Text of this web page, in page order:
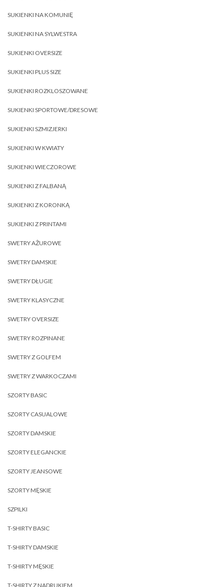
SUKIENKI NA KOMUNIĘ
SUKIENKI NA SYLWESTRA
SUKIENKI OVERSIZE
SUKIENKI PLUS SIZE
SUKIENKI ROZKLOSZOWANE
SUKIENKI SPORTOWE/DRESOWE
SUKIENKI SZMIZJERKI
SUKIENKI W KWIATY
SUKIENKI WIECZOROWE
SUKIENKI Z FALBANĄ
SUKIENKI Z KORONKĄ
SUKIENKI Z PRINTAMI
SWETRY AŻUROWE
SWETRY DAMSKIE
SWETRY DŁUGIE
SWETRY KLASYCZNE
SWETRY OVERSIZE
SWETRY ROZPINANE
SWETRY Z GOLFEM
SWETRY Z WARKOCZAMI
SZORTY BASIC
SZORTY CASUALOWE
SZORTY DAMSKIE
SZORTY ELEGANCKIE
SZORTY JEANSOWE
SZORTY MĘSKIE
SZPILKI
T-SHIRTY BASIC
T-SHIRTY DAMSKIE
T-SHIRTY MĘSKIE
T-SHIRTY Z NADRUKIEM